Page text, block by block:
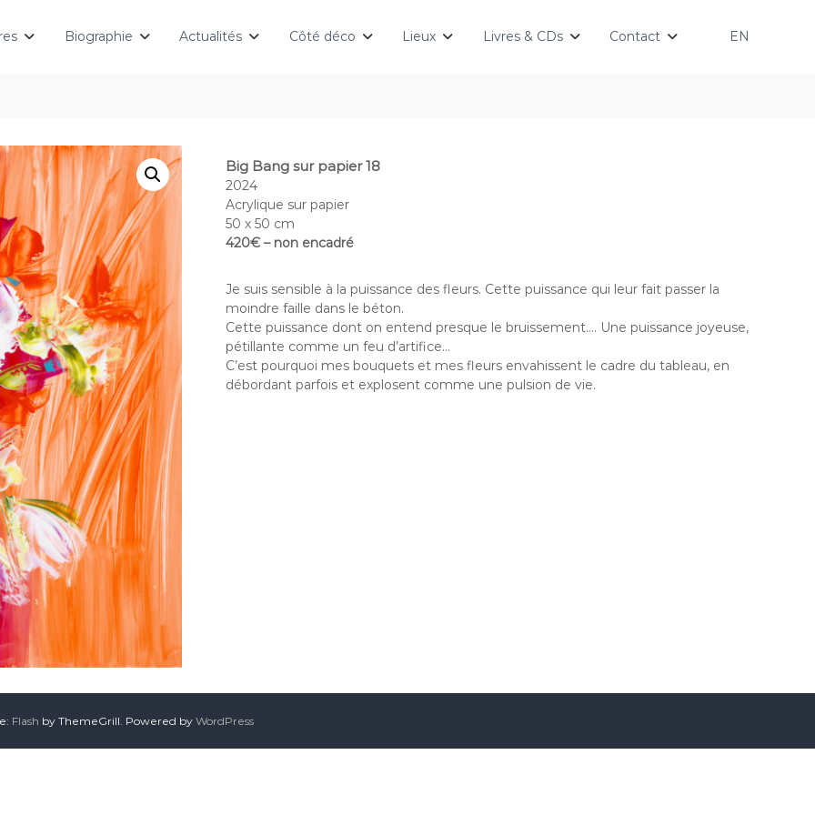
Biographie Actualités Côté déco Lieux Livres & CDs Contact EN
Big Bang sur papier 18
2024
Acrylique sur papier
50 x 50 cm
420€ – non encadré
Je suis sensible à la puissance des fleurs. Cette puissance qui leur fait passer la
moindre faille dans le béton.
Cette puissance dont on entend presque le bruissement…. Une puissance joyeuse,
pétillante comme un feu d’artifice…
C’est pourquoi mes bouquets et mes fleurs envahissent le cadre du tableau, en
débordant parfois et explosent comme une pulsion de vie.
Flash by ThemeGrill. Powered by WordPress